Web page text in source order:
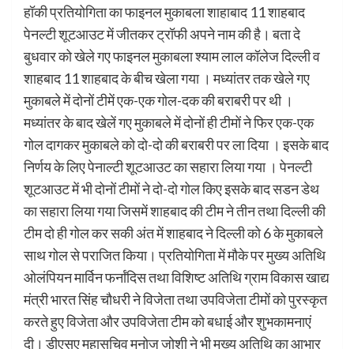
हॉकी प्रतियोगिता का फाइनल मुकाबला शाहाबाद 11 शाहबाद
पेनल्टी शूटआउट में जीतकर ट्रॉफी अपने नाम की है। बता दे
बुधवार को खेले गए फाइनल मुकाबला श्याम लाल कॉलेज दिल्ली व
शाहबाद 11 शाहबाद के बीच खेला गया । मध्यांतर तक खेले गए
मुकाबले में दोनों टीमें एक-एक गोल-दक की बराबरी पर थी ।
मध्यांतर के बाद खेलें गए मुकाबले में दोनों ही टीमों ने फिर एक-एक
गोल दागकर मुकाबले को दो-दो की बराबरी पर ला दिया । इसके बाद
निर्णय के लिए पेनाल्टी शूटआउट का सहारा लिया गया । पेनल्टी
शूटआउट में भी दोनों टीमों ने दो-दो गोल किए इसके बाद सडन डेथ
का सहारा लिया गया जिसमें शाहबाद की टीम ने तीन तथा दिल्ली की
टीम दो ही गोल कर सकी अंत में शाहबाद ने दिल्ली को 6 के मुकाबले
साथ गोल से पराजित किया। प्रतियोगिता में मौके पर मुख्य अतिथि
ओलंपियन मार्विन फर्नांदिस तथा विशिष्ट अतिथि ग्राम विकास खाद्य
मंत्री भारत सिंह चौधरी ने विजेता तथा उपविजेता टीमों को पुरस्कृत
करते हुए विजेता और उपविजेता टीम को बधाई और शुभकामनाएं
दी। डीएसए महासचिव मनोज जोशी ने भी मुख्य अतिथि का आभार